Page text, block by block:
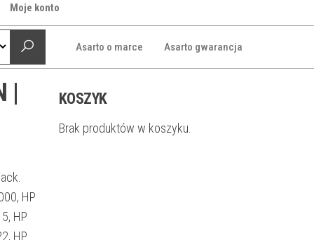
Moje konto
Asarto o marce Asarto gwarancja
|
HP
HP
HP
KOSZYK
Brak produktów w koszyku.